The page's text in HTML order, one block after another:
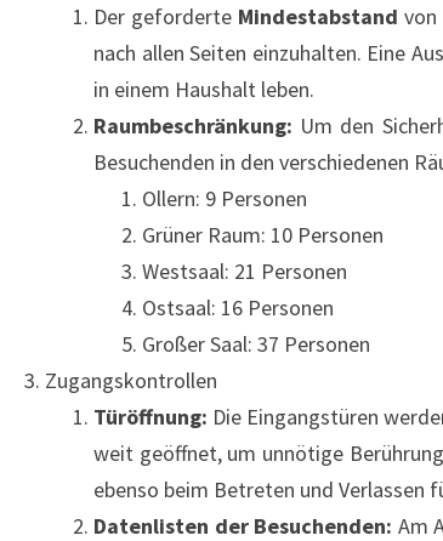
Der geforderte Mindestabstand von
nach allen Seiten einzuhalten. Eine
in einem Haushalt leben.
Raumbeschränkung: Um den
Besuchenden in den verschiedenen
Ollern: 9 Personen
Grüner Raum: 10 Personen
Westsaal: 21 Personen
Ostsaal: 16 Personen
Großer Saal: 37 Personen
Zugangskontrollen
Türöffnung: Die Eingangstüren
weit geöffnet, um unnötige
ebenso beim Betreten und Verlassen
Datenlisten der Besuchenden: Am